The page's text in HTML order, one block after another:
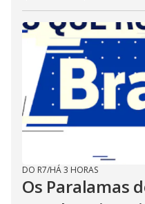
DO R7/HÁ 3 HORAS
Os Paralamas